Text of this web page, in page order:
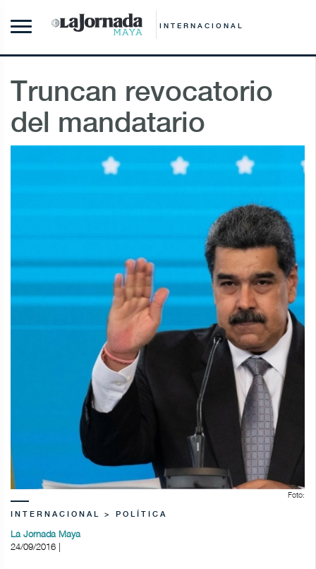
INTERNACIONAL
Truncan revocatorio
del mandatario
Foto:
INTERNACIONAL > POLÍTICA
La Jornada Maya
24/09/2016 |